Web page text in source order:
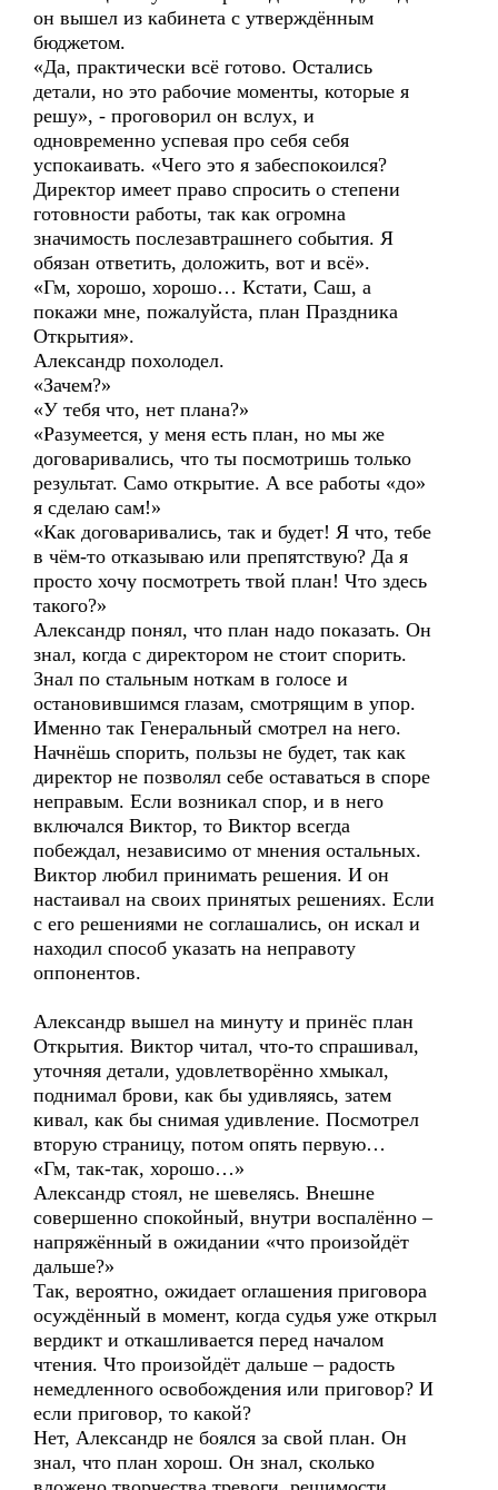
он вышел из кабинета с утверждённым
бюджетом.
«Да, практически всё готово. Остались
детали, но это рабочие моменты, которые я
решу», - проговорил он вслух, и
одновременно успевая про себя себя
успокаивать. «Чего это я забеспокоился?
Директор имеет право спросить о степени
готовности работы, так как огромна
значимость послезавтрашнего события. Я
обязан ответить, доложить, вот и всё».
«Гм, хорошо, хорошо… Кстати, Саш, а
покажи мне, пожалуйста, план Праздника
Открытия».
Александр похолодел.
«Зачем?»
«У тебя что, нет плана?»
«Разумеется, у меня есть план, но мы же
договаривались, что ты посмотришь только
результат. Само открытие. А все работы «до»
я сделаю сам!»
«Как договаривались, так и будет! Я что, тебе
в чём-то отказываю или препятствую? Да я
просто хочу посмотреть твой план! Что здесь
такого?»
Александр понял, что план надо показать. Он
знал, когда с директором не стоит спорить.
Знал по стальным ноткам в голосе и
остановившимся глазам, смотрящим в упор.
Именно так Генеральный смотрел на него.
Начнёшь спорить, пользы не будет, так как
директор не позволял себе оставаться в споре
неправым. Если возникал спор, и в него
включался Виктор, то Виктор всегда
побеждал, независимо от мнения остальных.
Виктор любил принимать решения. И он
настаивал на своих принятых решениях. Если
с его решениями не соглашались, он искал и
находил способ указать на неправоту
оппонентов.
Александр вышел на минуту и принёс план
Открытия. Виктор читал, что-то спрашивал,
уточняя детали, удовлетворённо хмыкал,
поднимал брови, как бы удивляясь, затем
кивал, как бы снимая удивление. Посмотрел
вторую страницу, потом опять первую…
«Гм, так-так, хорошо…»
Александр стоял, не шевелясь. Внешне
совершенно спокойный, внутри воспалённо –
напряжённый в ожидании «что произойдёт
дальше?»
Так, вероятно, ожидает оглашения приговора
осуждённый в момент, когда судья уже открыл
вердикт и откашливается перед началом
чтения. Что произойдёт дальше – радость
немедленного освобождения или приговор? И
если приговор, то какой?
Нет, Александр не боялся за свой план. Он
знал, что план хорош. Он знал, сколько